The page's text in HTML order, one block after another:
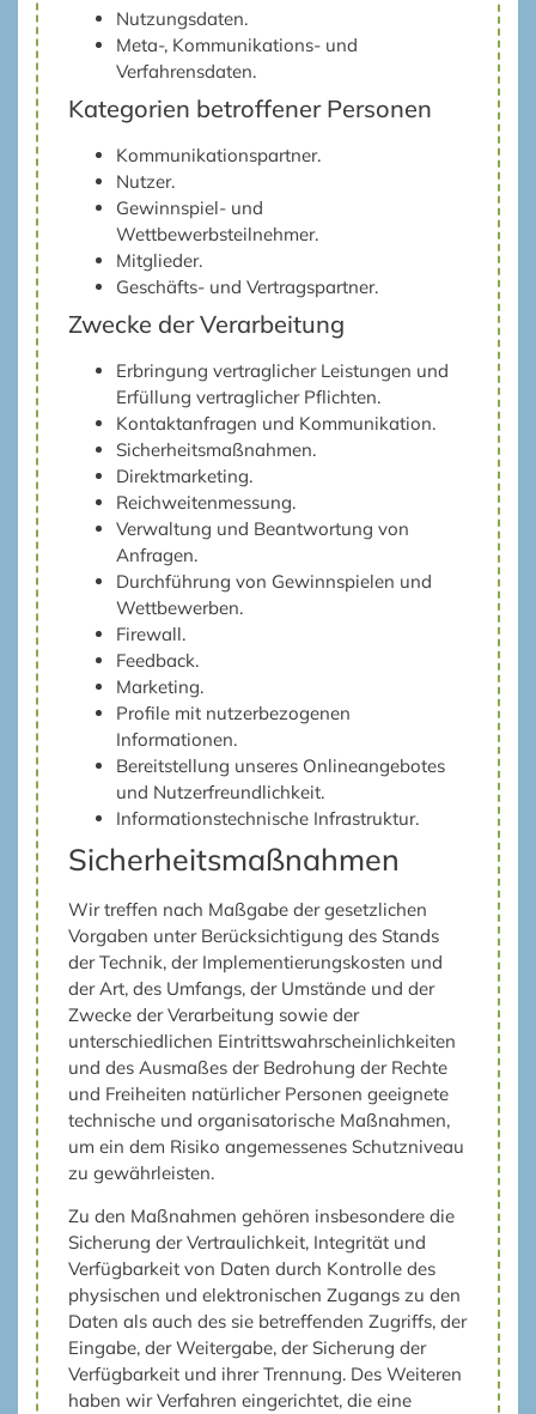
Nutzungsdaten.
Meta-, Kommunikations- und
Verfahrensdaten.
Kategorien betroffener Personen
Kommunikationspartner.
Nutzer.
Gewinnspiel- und
Wettbewerbsteilnehmer.
Mitglieder.
Geschäfts- und Vertragspartner.
Zwecke der Verarbeitung
Erbringung vertraglicher Leistungen und
Erfüllung vertraglicher Pflichten.
Kontaktanfragen und Kommunikation.
Sicherheitsmaßnahmen.
Direktmarketing.
Reichweitenmessung.
Verwaltung und Beantwortung von
Anfragen.
Durchführung von Gewinnspielen und
Wettbewerben.
Firewall.
Feedback.
Marketing.
Profile mit nutzerbezogenen
Informationen.
Bereitstellung unseres Onlineangebotes
und Nutzerfreundlichkeit.
Informationstechnische Infrastruktur.
Sicherheitsmaßnahmen
Wir treffen nach Maßgabe der gesetzlichen
Vorgaben unter Berücksichtigung des Stands
der Technik, der Implementierungskosten und
der Art, des Umfangs, der Umstände und der
Zwecke der Verarbeitung sowie der
unterschiedlichen Eintrittswahrscheinlichkeiten
und des Ausmaßes der Bedrohung der Rechte
und Freiheiten natürlicher Personen geeignete
technische und organisatorische Maßnahmen,
um ein dem Risiko angemessenes Schutzniveau
zu gewährleisten.
Zu den Maßnahmen gehören insbesondere die
Sicherung der Vertraulichkeit, Integrität und
Verfügbarkeit von Daten durch Kontrolle des
physischen und elektronischen Zugangs zu den
Daten als auch des sie betreffenden Zugriffs, der
Eingabe, der Weitergabe, der Sicherung der
Verfügbarkeit und ihrer Trennung. Des Weiteren
haben wir Verfahren eingerichtet, die eine